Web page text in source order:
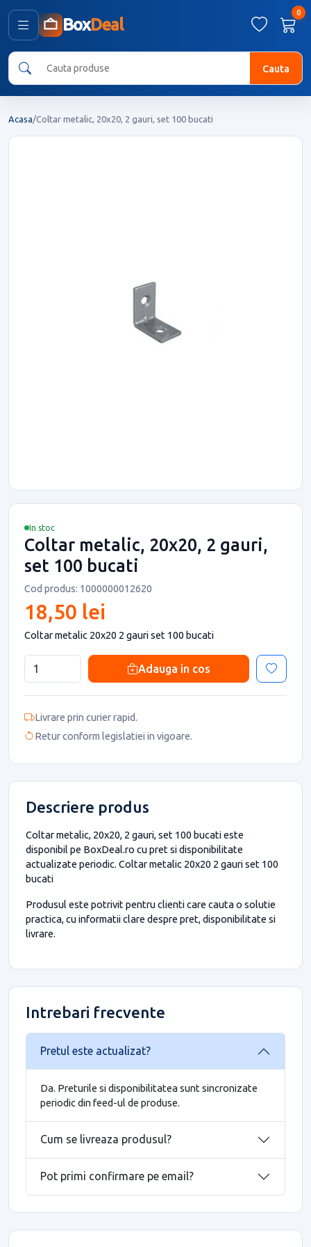
BoxDeal
0
Cauta
Acasa/Coltar metalic, 20x20, 2 gauri, set 100 bucati
In stoc
Coltar metalic, 20x20, 2 gauri,
set 100 bucati
Cod produs: 1000000012620
18,50 lei
Coltar metalic 20x20 2 gauri set 100 bucati
Adauga in cos
Livrare prin curier rapid.
Retur conform legislatiei in vigoare.
Descriere produs
Coltar metalic, 20x20, 2 gauri, set 100 bucati este
disponibil pe BoxDeal.ro cu pret si disponibilitate
actualizate periodic. Coltar metalic 20x20 2 gauri set 100
bucati
Produsul este potrivit pentru clienti care cauta o solutie
practica, cu informatii clare despre pret, disponibilitate si
livrare.
Intrebari frecvente
Pretul este actualizat?
Da. Preturile si disponibilitatea sunt sincronizate
periodic din feed-ul de produse.
Cum se livreaza produsul?
Pot primi confirmare pe email?